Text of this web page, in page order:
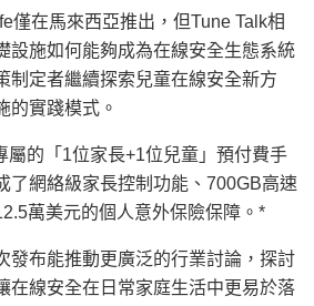
僅在馬來西亞推出，但Tune Talk相
設施如何能夠成為在線安全生態系統
制定者繼續探索兒童在線安全新方
的實踐模式。
屬的「1位家長+1位兒童」預付費手
了網絡級家長控制功能、700GB高速
萬美元的個人意外保險保障。*
發布能推動更廣泛的行業討論，探討
在線安全在日常家庭生活中更易於落